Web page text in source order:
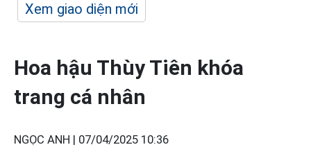
Xem giao diện mới
Hoa hậu Thùy Tiên khóa
trang cá nhân
NGỌC ANH | 07/04/2025 10:36